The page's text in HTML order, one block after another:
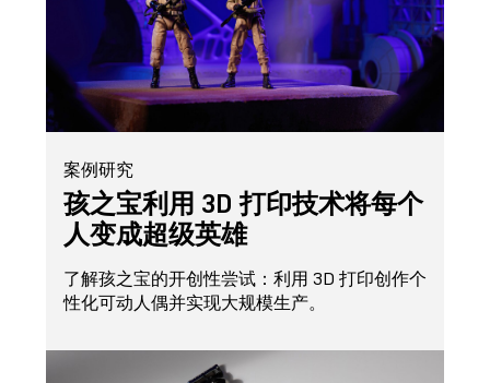
案例研究
孩之宝利用 3D 打印技术将每个
人变成超级英雄
了解孩之宝的开创性尝试：利用 3D 打印创作个
性化可动人偶并实现大规模生产。